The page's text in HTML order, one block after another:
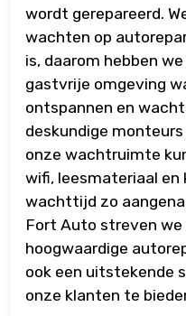
wordt gerepareerd.
wachten op
is, daarom hebben
gastvrije omgeving
ontspannen en
deskundige
onze wachtruimte
wifi, leesmateriaal
wachttijd zo
Fort Auto streven we
hoogwaardige
ook een uitstekende
onze klanten te